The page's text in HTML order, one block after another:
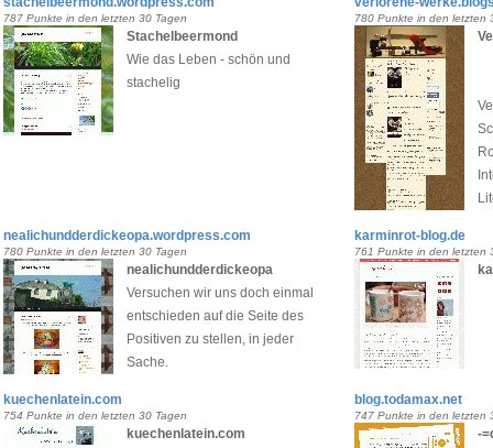
787 Punkte in den letzten 30 Tagen
Stachelbeermond
Wie das Leben - schön und
stachelig
780 Punkte in den letzten
nealichundderdickeopa.wordpress.com
780 Punkte in den letzten 30 Tagen
nealichundderdickeopa
Versuchen wir uns doch einmal
entschieden auf die Seite des
Positiven zu stellen, in jeder
Sache.
karminrot-blog.de
761 Punkte in den letzten
kuechenlatein.com
754 Punkte in den letzten 30 Tagen
kuechenlatein.com
blog.todamax.net
747 Punkte in den letzten
-